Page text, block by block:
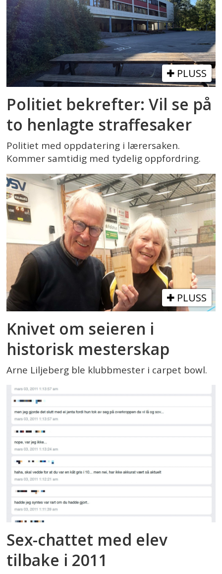
PLUSS
Politiet bekrefter: Vil se på
to henlagte straffesaker
Politiet med oppdatering i lærersaken.
Kommer samtidig med tydelig oppfordring.
PLUSS
Knivet om seieren i
historisk mesterskap
Arne Liljeberg ble klubbmester i carpet bowl.
Sex-chattet med elev
tilbake i 2011